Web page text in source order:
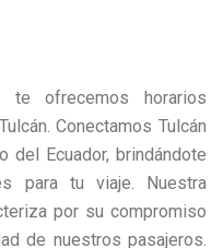
te ofrecemos horarios
Conectamos Tulcán
Ecuador, brindándote
para tu viaje. Nuestra
por su compromiso
de nuestros pasajeros.